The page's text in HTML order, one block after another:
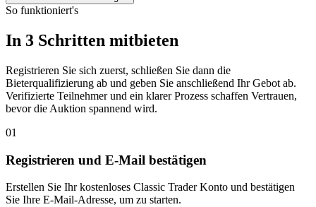
So funktioniert's
In 3 Schritten mitbieten
Registrieren Sie sich zuerst, schließen Sie dann die
Bieterqualifizierung ab und geben Sie anschließend Ihr Gebot ab.
Verifizierte Teilnehmer und ein klarer Prozess schaffen Vertrauen,
bevor die Auktion spannend wird.
01
Registrieren und E-Mail bestätigen
Erstellen Sie Ihr kostenloses Classic Trader Konto und bestätigen
Sie Ihre E-Mail-Adresse, um zu starten.